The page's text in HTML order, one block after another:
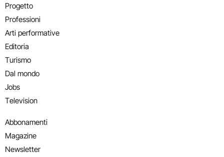
Progetto
Professioni
Arti performative
Editoria
Turismo
Dal mondo
Jobs
Television
Abbonamenti
Magazine
Newsletter